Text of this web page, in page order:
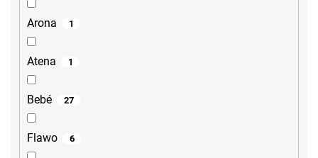
Arona 1
Atena 1
Bebé 27
Flawo 6